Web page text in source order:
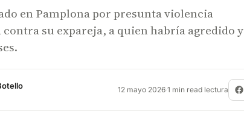
en Pamplona por presunta violencia
su expareja, a quien habría agredido y
12 mayo 2026·1 min read lectura